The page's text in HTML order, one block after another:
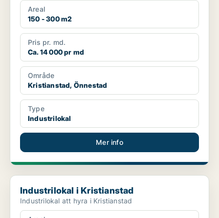
Areal
150 - 300 m2
Pris pr. md.
Ca. 14 000 pr md
Område
Kristianstad, Önnestad
Type
Industrilokal
Mer info
Industrilokal i Kristianstad
Industrilokal i Kristianstad
Industrilokal att hyra i Kristianstad